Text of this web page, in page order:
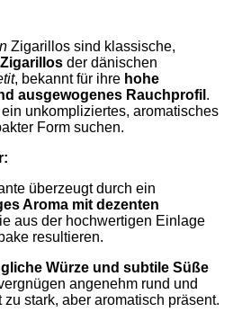
Zigarillos sind klassische,
der dänischen
, bekannt für ihre hohe
ausgewogenes Rauchprofil .
unkompliziertes, aromatisches
Form suchen.
überzeugt durch ein
Aroma mit dezenten
aus der hochwertigen Einlage
resultieren.
Würze und subtile Süße
angenehm rund und
stark, aber aromatisch präsent.